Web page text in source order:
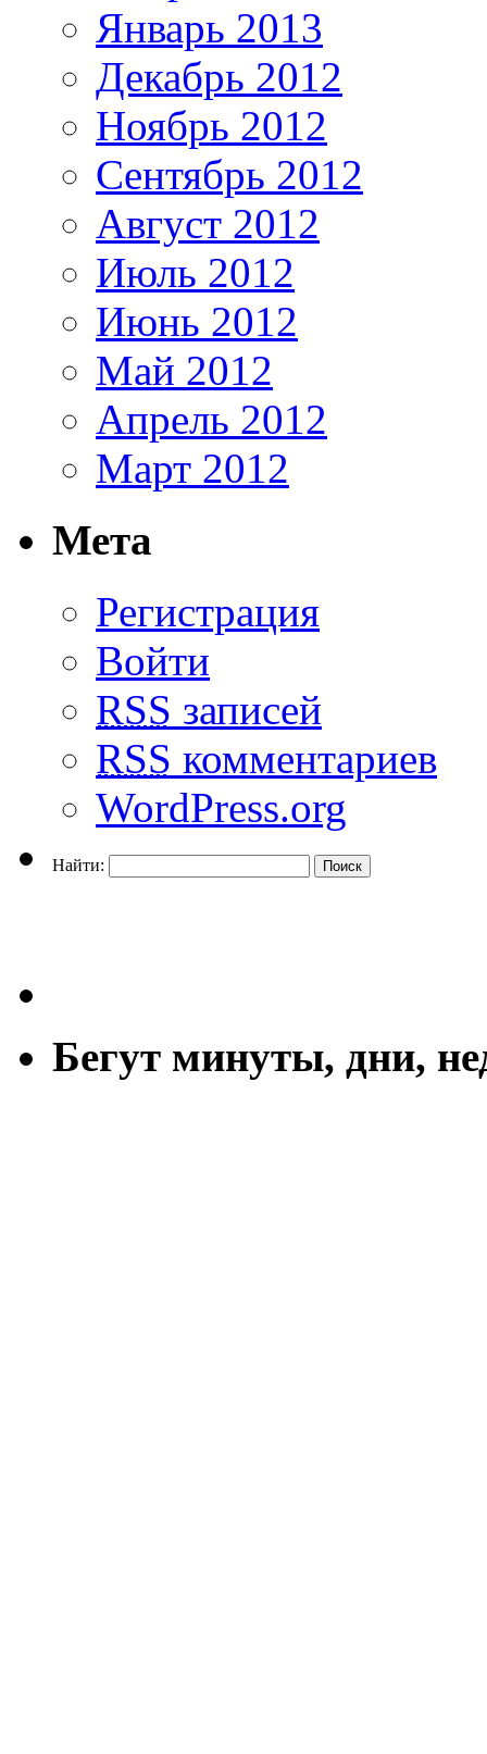
Январь 2013
Декабрь 2012
Ноябрь 2012
Сентябрь 2012
Август 2012
Июль 2012
Июнь 2012
Май 2012
Апрель 2012
Март 2012
Мета
Регистрация
Войти
RSS записей
RSS комментариев
WordPress.org
Найти:
Бегут минуты, дни,